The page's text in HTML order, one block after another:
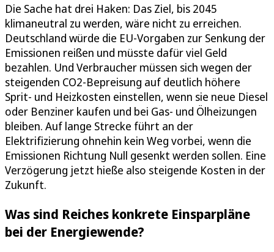
Die Sache hat drei Haken: Das Ziel, bis 2045
klimaneutral zu werden, wäre nicht zu erreichen.
Deutschland würde die EU-Vorgaben zur Senkung der
Emissionen reißen und müsste dafür viel Geld
bezahlen. Und Verbraucher müssen sich wegen der
steigenden CO2-Bepreisung auf deutlich höhere
Sprit- und Heizkosten einstellen, wenn sie neue Diesel
oder Benziner kaufen und bei Gas- und Ölheizungen
bleiben. Auf lange Strecke führt an der
Elektrifizierung ohnehin kein Weg vorbei, wenn die
Emissionen Richtung Null gesenkt werden sollen. Eine
Verzögerung jetzt hieße also steigende Kosten in der
Zukunft.
Was sind Reiches konkrete Einsparpläne
bei der Energiewende?